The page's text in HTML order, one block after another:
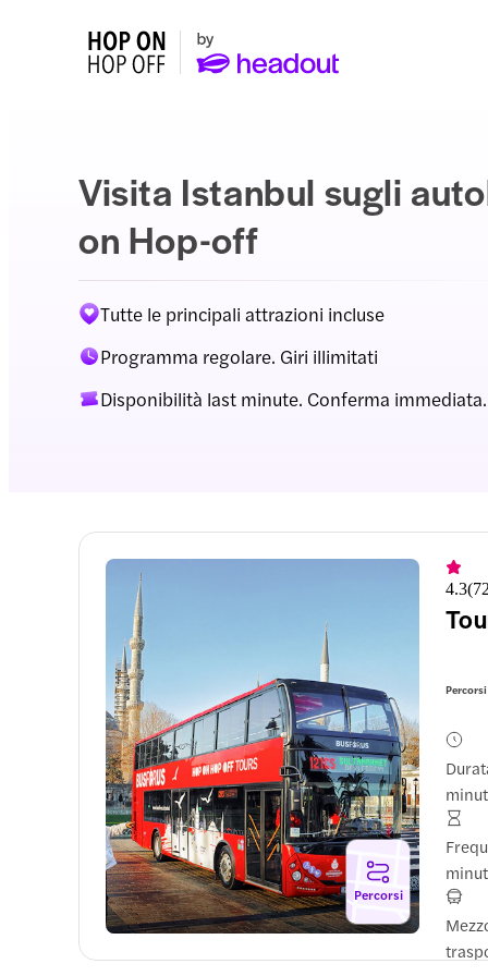
Visita Istanbul sugli
on Hop-off
Tutte le principali attrazioni incluse
Programma regolare. Giri illimitati
Disponibilità last minute. Conferma immediata.
Percorsi
4.3(
Percorsi